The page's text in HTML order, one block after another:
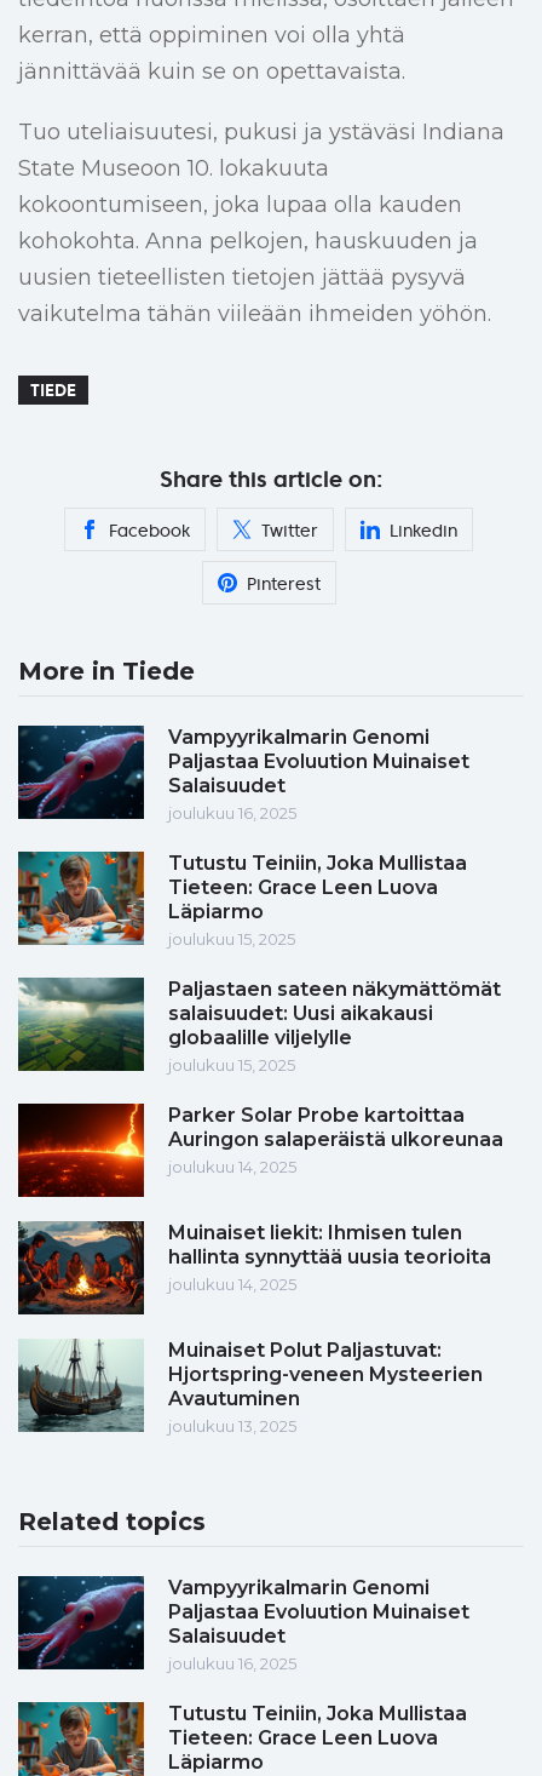
kerran, että oppiminen voi olla yhtä
jännittävää kuin se on opettavaista.
Tuo uteliaisuutesi, pukusi ja ystäväsi Indiana
State Museoon 10. lokakuuta
kokoontumiseen, joka lupaa olla kauden
kohokohta. Anna pelkojen, hauskuuden ja
uusien tieteellisten tietojen jättää pysyvä
vaikutelma tähän viileään ihmeiden yöhön.
TIEDE
Share this article on:
Facebook Twitter Linkedin
Pinterest
More in Tiede
Vampyyrikalmarin Genomi
Paljastaa Evoluution Muinaiset
Salaisuudet
joulukuu 16, 2025
Tutustu Teiniin, Joka Mullistaa
Tieteen: Grace Leen Luova
Läpiarmo
joulukuu 15, 2025
Paljastaen sateen näkymättömät
salaisuudet: Uusi aikakausi
globaalille viljelylle
joulukuu 15, 2025
Parker Solar Probe kartoittaa
Auringon salaperäistä ulkoreunaa
joulukuu 14, 2025
Muinaiset liekit: Ihmisen tulen
hallinta synnyttää uusia teorioita
joulukuu 14, 2025
Muinaiset Polut Paljastuvat:
Hjortspring-veneen Mysteerien
Avautuminen
joulukuu 13, 2025
Related topics
Vampyyrikalmarin Genomi
Paljastaa Evoluution Muinaiset
Salaisuudet
joulukuu 16, 2025
Tutustu Teiniin, Joka Mullistaa
Tieteen: Grace Leen Luova
Läpiarmo